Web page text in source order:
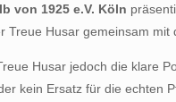
von 1925 e.V. Köln
Treue Husar gemeinsam
Husar jedoch die klare
kein Ersatz für die echten